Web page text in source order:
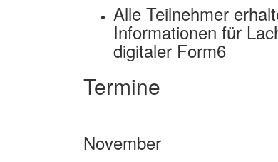
Alle Teilnehmer
Informationen für
digitaler Form6
Termine
November